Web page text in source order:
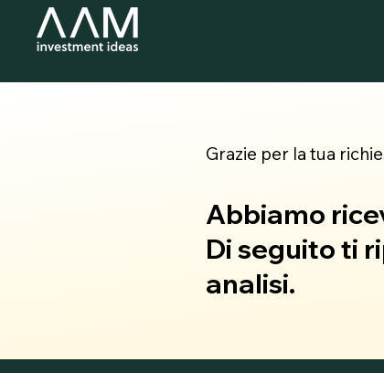
Grazie per la tua
Abbiamo
Di seguito ti
analisi.